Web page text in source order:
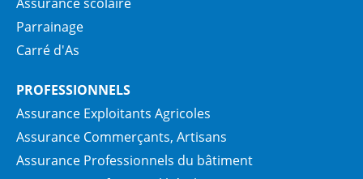
Parrainage
Carré d'As
PROFESSIONNELS
Assurance Exploitants Agricoles
Assurance Commerçants, Artisans
Assurance Professionnels du bâtiment